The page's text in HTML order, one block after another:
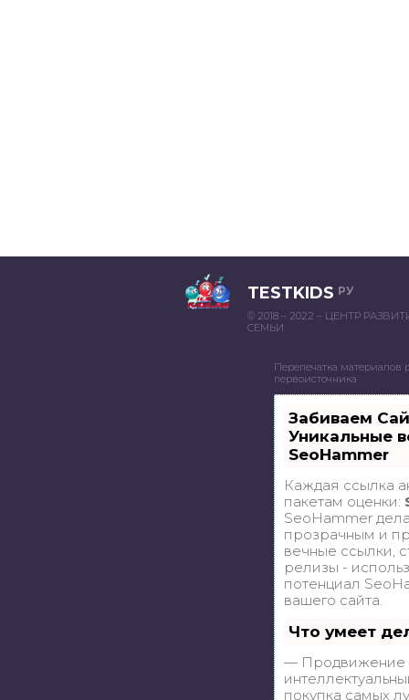
TESTKIDS РУ
© 2018 – 2022 – ЦЕНТР
СЕМЬИ
Перепечатка материалов
первоисточника
Забиваем
Уникальные
SeoHammer
Каждая ссылка
пакетам оценки:
SeoHammer
прозрачным и
вечные ссылки,
релизы -
потенциал
вашего сайта.
Что умеет
— Продвижение
покупка самых